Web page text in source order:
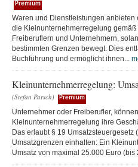
Premium
Waren und Dienstleistungen
die Kleinunternehmerregelung
Freiberuflern und Unternehmern,
bestimmten Grenzen bewegt. Dies
Buchführung und ermöglicht ihnen...
Kleinunternehmerregelung:
(Stefan Parsch) Premium
Unternehmer oder Freiberufler,
Kleinunternehmerregelung ihre
Das erlaubt § 19 Umsatzsteuergesetz
Umsatzgrenzen einhalten: Ein
Umsatz von maximal 25.000 Euro (bis